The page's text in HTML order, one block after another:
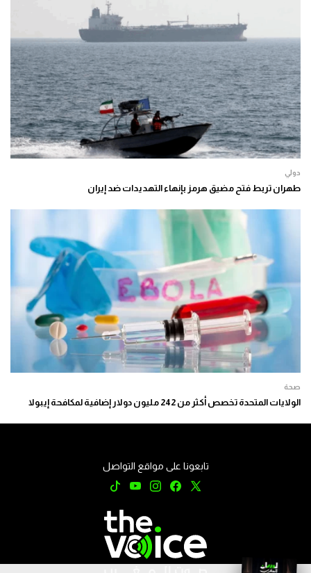
دولي
طهران تربط فتح مضيق هرمز بإنهاء التهديدات ضد إيران
صحة
الولايات المتحدة تخصص أكثر من 242 مليون دولار إضافية لمكافحة إيبولا
تابعونا على مواقع التواصل